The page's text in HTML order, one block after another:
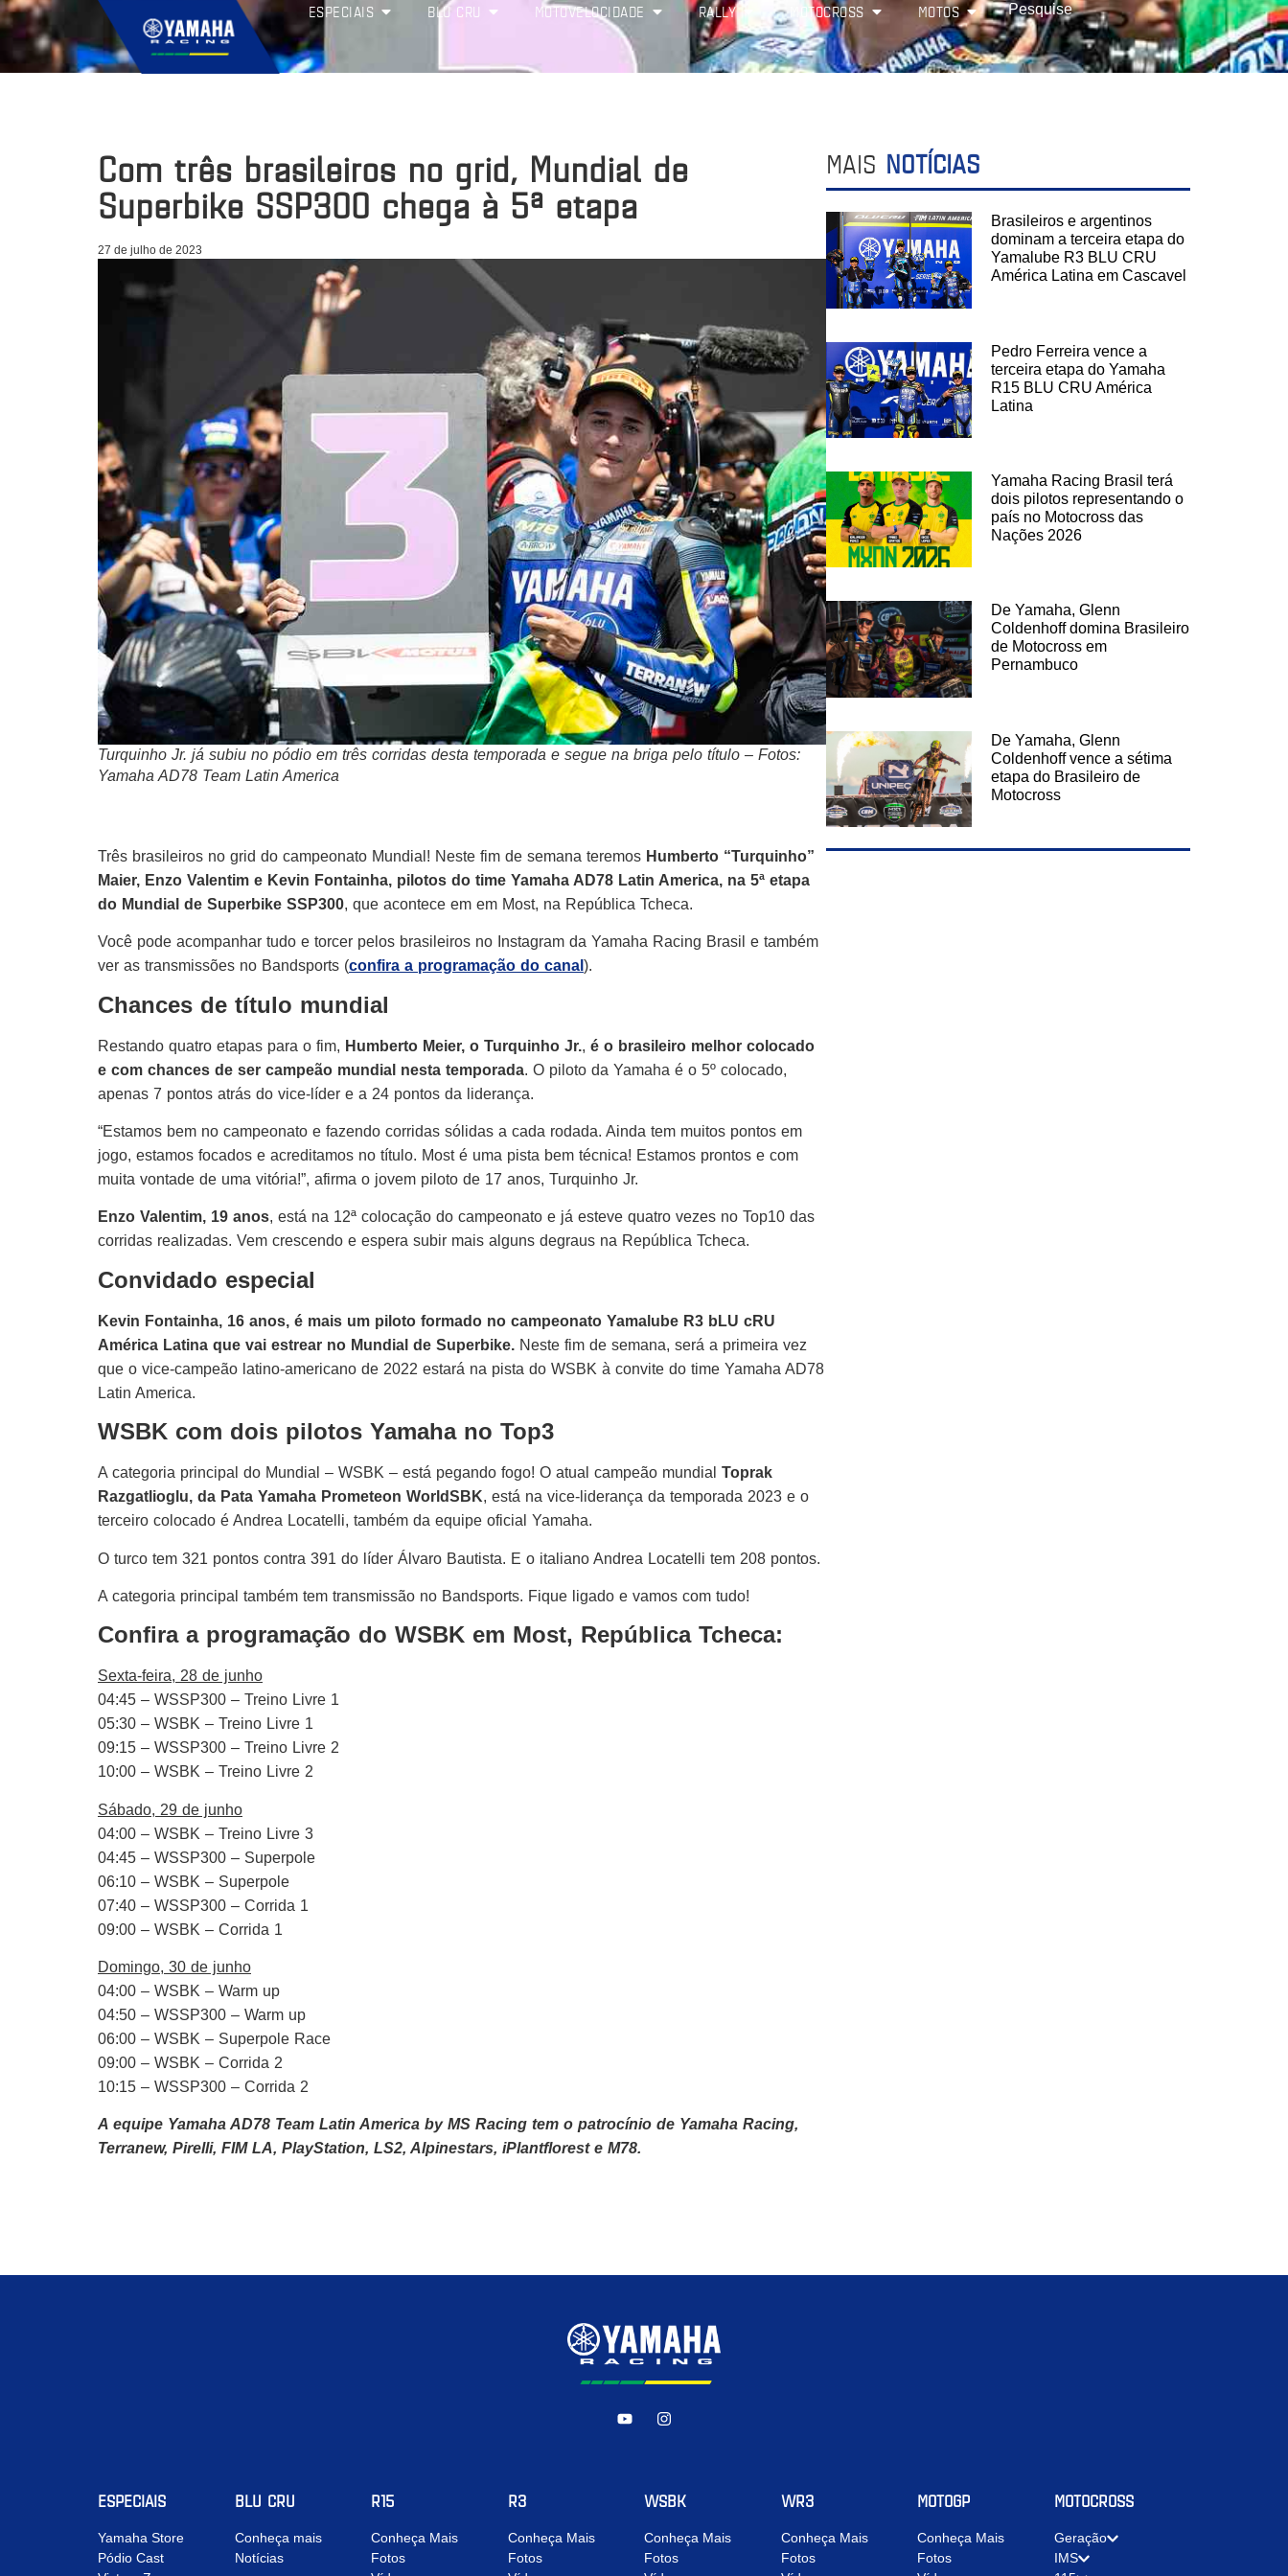
ESPECIAIS BLU CRU MOTOVELOCIDADE RALLY MOTOCROSS MOTOS
Com três brasileiros no grid, Mundial de
Superbike SSP300 chega à 5ª etapa
27 de julho de 2023
Turquinho Jr. já subiu no pódio em três corridas desta temporada e segue na briga pelo título – Fotos:
Yamaha AD78 Team Latin America
Três brasileiros no grid do campeonato Mundial! Neste fim de semana teremos Humberto “Turquinho”
Maier, Enzo Valentim e Kevin Fontainha, pilotos do time Yamaha AD78 Latin America, na 5ª etapa
do Mundial de Superbike SSP300, que acontece em em Most, na República Tcheca.
Você pode acompanhar tudo e torcer pelos brasileiros no Instagram da Yamaha Racing Brasil e também
ver as transmissões no Bandsports (confira a programação do canal ).
Chances de título mundial
Restando quatro etapas para o fim, Humberto Meier, o Turquinho Jr., é o brasileiro melhor colocado
e com chances de ser campeão mundial nesta temporada. O piloto da Yamaha é o 5º colocado,
apenas 7 pontos atrás do vice-líder e a 24 pontos da liderança.
“Estamos bem no campeonato e fazendo corridas sólidas a cada rodada. Ainda tem muitos pontos em
jogo, estamos focados e acreditamos no título. Most é uma pista bem técnica! Estamos prontos e com
muita vontade de uma vitória!”, afirma o jovem piloto de 17 anos, Turquinho Jr.
Enzo Valentim, 19 anos, está na 12ª colocação do campeonato e já esteve quatro vezes no Top10 das
corridas realizadas. Vem crescendo e espera subir mais alguns degraus na República Tcheca.
Convidado especial
Kevin Fontainha, 16 anos, é mais um piloto formado no campeonato Yamalube R3 bLU cRU
América Latina que vai estrear no Mundial de Superbike. Neste fim de semana, será a primeira vez
que o vice-campeão latino-americano de 2022 estará na pista do WSBK à convite do time Yamaha AD78
Latin America.
WSBK com dois pilotos Yamaha no Top3
A categoria principal do Mundial – WSBK – está pegando fogo! O atual campeão mundial Toprak
Razgatlioglu, da Pata Yamaha Prometeon WorldSBK, está na vice-liderança da temporada 2023 e o
terceiro colocado é Andrea Locatelli, também da equipe oficial Yamaha.
O turco tem 321 pontos contra 391 do líder Álvaro Bautista. E o italiano Andrea Locatelli tem 208 pontos.
A categoria principal também tem transmissão no Bandsports. Fique ligado e vamos com tudo!
Confira a programação do WSBK em Most, República Tcheca:
Sexta-feira, 28 de junho
04:45 – WSSP300 – Treino Livre 1
05:30 – WSBK – Treino Livre 1
09:15 – WSSP300 – Treino Livre 2
10:00 – WSBK – Treino Livre 2
Sábado, 29 de junho
04:00 – WSBK – Treino Livre 3
04:45 – WSSP300 – Superpole
06:10 – WSBK – Superpole
07:40 – WSSP300 – Corrida 1
09:00 – WSBK – Corrida 1
Domingo, 30 de junho
04:00 – WSBK – Warm up
04:50 – WSSP300 – Warm up
06:00 – WSBK – Superpole Race
09:00 – WSBK – Corrida 2
10:15 – WSSP300 – Corrida 2
A equipe Yamaha AD78 Team Latin America by MS Racing tem o patrocínio de Yamaha Racing,
Terranew, Pirelli, FIM LA, PlayStation, LS2, Alpinestars, iPlantflorest e M78.
MAIS NOTÍCIAS
Brasileiros e argentinos
dominam a terceira etapa do
Yamalube R3 BLU CRU
América Latina em Cascavel
Pedro Ferreira vence a
terceira etapa do Yamaha
R15 BLU CRU América
Latina
Yamaha Racing Brasil terá
dois pilotos representando o
país no Motocross das
Nações 2026
De Yamaha, Glenn
Coldenhoff domina Brasileiro
de Motocross em
Pernambuco
De Yamaha, Glenn
Coldenhoff vence a sétima
etapa do Brasileiro de
Motocross
ESPECIAIS
Yamaha Store
Pódio Cast
BLU CRU
Conheça mais
Notícias
R15
Conheça Mais
Fotos
R3
Conheça Mais
Fotos
WSBK
Conheça Mais
Fotos
WR3
Conheça Mais
Fotos
MOTOGP
Conheça Mais
Fotos
MOTOCROSS
Geração
IMS